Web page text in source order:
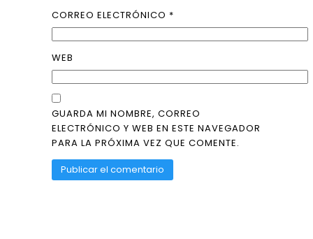
CORREO ELECTRÓNICO *
WEB
GUARDA MI NOMBRE, CORREO
ELECTRÓNICO Y WEB EN ESTE NAVEGADOR
PARA LA PRÓXIMA VEZ QUE COMENTE.